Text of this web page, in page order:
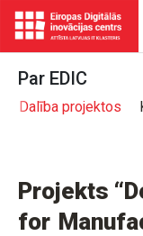
Par EDIC
Dalība projektos
Projekts
for